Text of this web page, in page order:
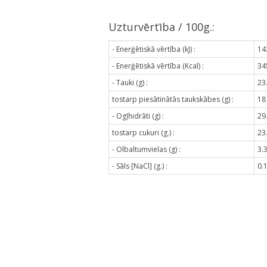
Uzturvērtība / 100g.:
- Enerģētiskā vērtība (kJ) :
- Enerģētiskā vērtība (Kcal) :
- Tauki (g) :
tostarp piesātinātās taukskābes (g) :
18
- Ogļhidrāti (g) :
tostarp cukuri (g.) :
- Olbaltumvielas (g) :
3.3
- Sāls [NaCl] (g.) :
0.1